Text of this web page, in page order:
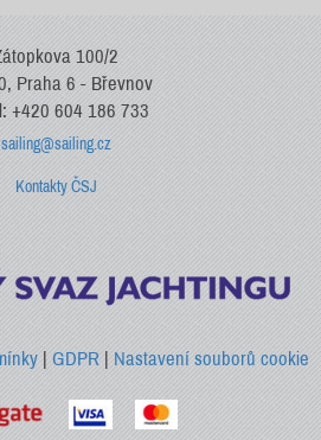
100/2
Praha 6 - Břevnov
+420 604 186 733
sailing@sailing.cz
Kontakty ČSJ
| GDPR|Nastavení souborů cookie